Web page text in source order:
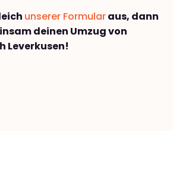
unserer Formularaus, dann
deinen Umzug von
Leverkusen!